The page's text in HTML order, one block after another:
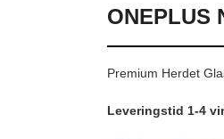
ONEPLUS
Premium Herdet
Leveringstid 1-4